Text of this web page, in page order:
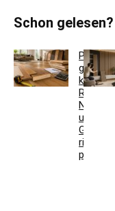
Schon gelesen?
Parkett
günstig
kaufen:
und
richtig
prüfen